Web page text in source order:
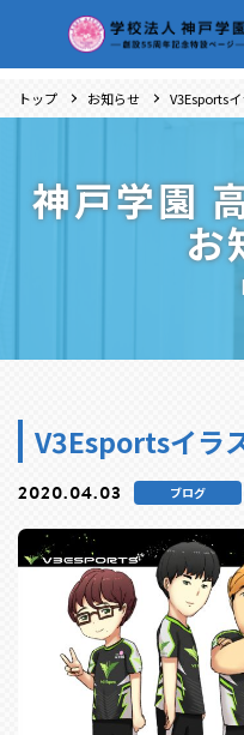
トップ お知らせ V3Esports
神戸学園
お
V3Esportsイラ
2020.04.03 ブログ